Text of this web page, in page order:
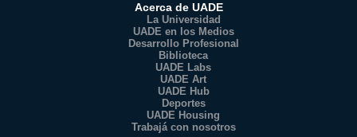
Acerca de UADE
La Universidad
UADE en los Medios
Desarrollo Profesional
Biblioteca
UADE Labs
UADE Art
UADE Hub
Deportes
UADE Housing
Trabajá con nosotros